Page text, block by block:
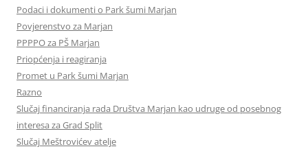
Podaci i dokumenti o Park šumi Marjan
Povjerenstvo za Marjan
PPPPO za PŠ Marjan
Priopćenja i reagiranja
Promet u Park šumi Marjan
Razno
Slučaj financiranja rada Društva Marjan kao udruge od posebnog
interesa za Grad Split
Slučaj Meštrovićev atelje